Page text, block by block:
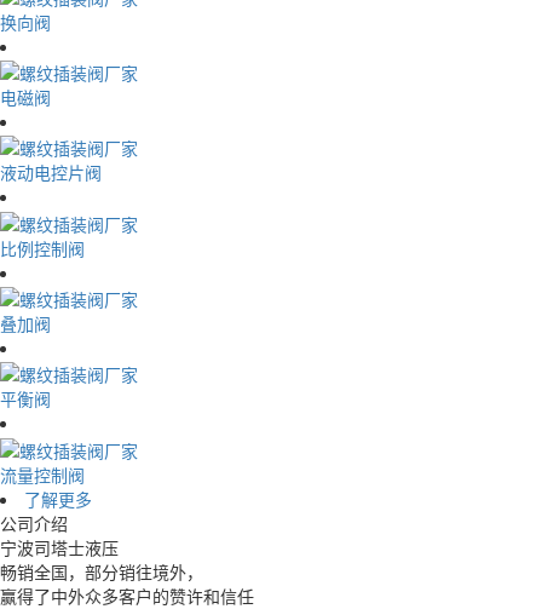
换向阀
电磁阀
液动电控片阀
比例控制阀
叠加阀
平衡阀
流量控制阀
了解更多
公司介绍
宁波司塔士液压
畅销全国，部分销往境外，
赢得了中外众多客户的赞许和信任